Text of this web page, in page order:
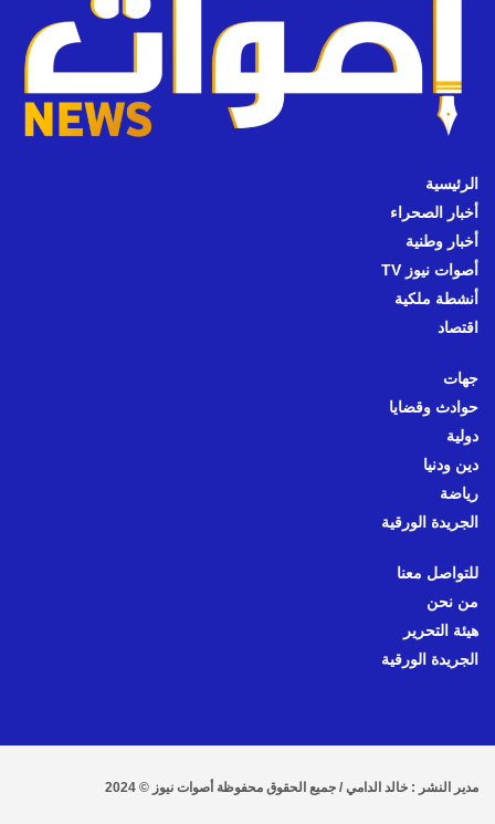
الرئيسية
أخبار الصحراء
أخبار وطنية
أصوات نيوز TV
أنشطة ملكية
اقتصاد
جهات
حوادث وقضايا
دولية
دين ودنيا
رياضة
الجريدة الورقية
للتواصل معنا
من نحن
هيئة التحرير
الجريدة الورقية
مدير النشر : خالد الدامي / جميع الحقوق محفوظة أصوات نيوز © 2024